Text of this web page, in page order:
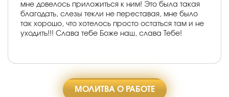
мне довелось приложиться к ним! Это была такая
благодать, слезы текли не переставая, мне было
так хорошо, что хотелось просто остаться там и не
уходить!!! Слава тебе Боже наш, слава Тебе!
МОЛИТВА О РАБОТЕ